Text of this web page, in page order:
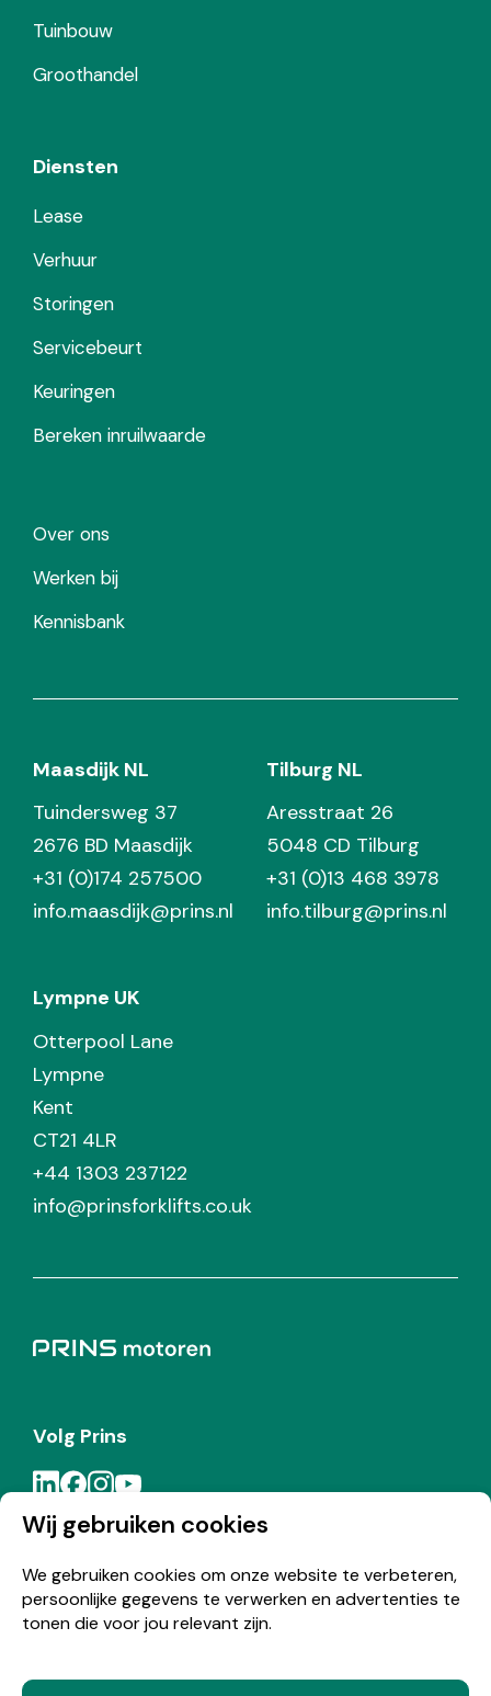
Wij gebruiken cookies
We gebruiken cookies om onze website te verbeteren,
persoonlijke gegevens te verwerken en advertenties te
tonen die voor jou relevant zijn.
Tuinbouw
Groothandel
Diensten
Lease
Verhuur
Storingen
Servicebeurt
Keuringen
Bereken inruilwaarde
Over ons
Werken bij
Kennisbank
Maasdijk NL
Tuindersweg 37
2676 BD Maasdijk
+31 (0)174 257500
info.maasdijk@prins.nl
Tilburg NL
Aresstraat 26
5048 CD Tilburg
+31 (0)13 468 3978
info.tilburg@prins.nl
Lympne UK
Otterpool Lane
Lympne
Kent
CT21 4LR
+44 1303 237122
info@prinsforklifts.co.uk
Volg Prins
Meld je aan voor de Prins nieuwsbrief